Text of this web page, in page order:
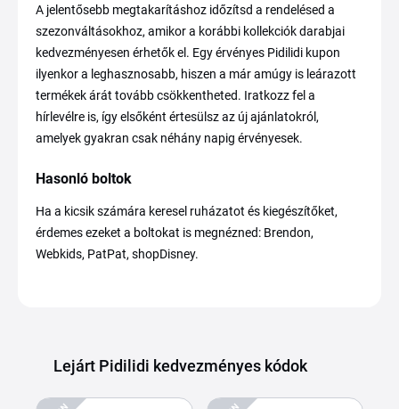
A jelentősebb megtakarításhoz időzítsd a rendelésed a
szezonváltásokhoz, amikor a korábbi kollekciók darabjai
kedvezményesen érhetők el. Egy érvényes Pidilidi kupon
ilyenkor a leghasznosabb, hiszen a már amúgy is leárazott
termékek árát tovább csökkentheted. Iratkozz fel a
hírlevélre is, így elsőként értesülsz az új ajánlatokról,
amelyek gyakran csak néhány napig érvényesek.
Hasonló boltok
Ha a kicsik számára keresel ruházatot és kiegészítőket,
érdemes ezeket a boltokat is megnézned: Brendon,
Webkids, PatPat, shopDisney.
Lejárt Pidilidi kedvezményes kódok